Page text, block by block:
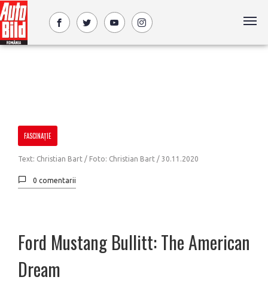
FASCINAȚIE
Text: Christian Bart / Foto: Christian Bart / 30.11.2020
0 comentarii
Ford Mustang Bullitt: The American
Dream